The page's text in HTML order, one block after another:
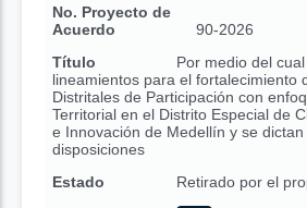
No. Proyecto de
Acuerdo
90-2026
Título
Por medio del
lineamientos para el fortalecimiento
Distritales de Participación con
Territorial en el Distrito Especial de
e Innovación de Medellín y se
disposiciones
Estado
Retirado por el